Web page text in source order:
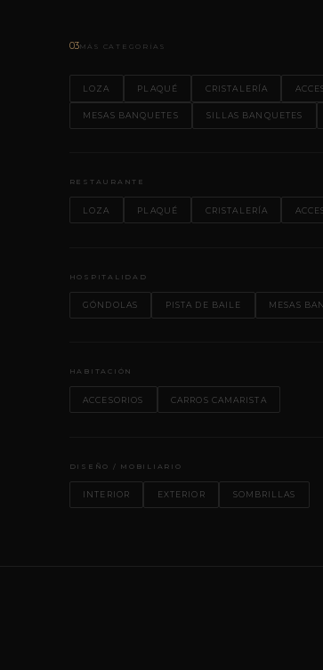
03MÁS CATEGORÍAS
LOZA PLAQUÉ CRISTALERÍA
MESAS BANQUETES SILLAS BANQUETES
RESTAURANTE
LOZA PLAQUÉ CRISTALERÍA
HOSPITALIDAD
GÓNDOLAS PISTA DE BAILE MESAS
HABITACIÓN
ACCESORIOS CARROS CAMARISTA
DISEÑO / MOBILIARIO
INTERIOR EXTERIOR SOMBRILLAS